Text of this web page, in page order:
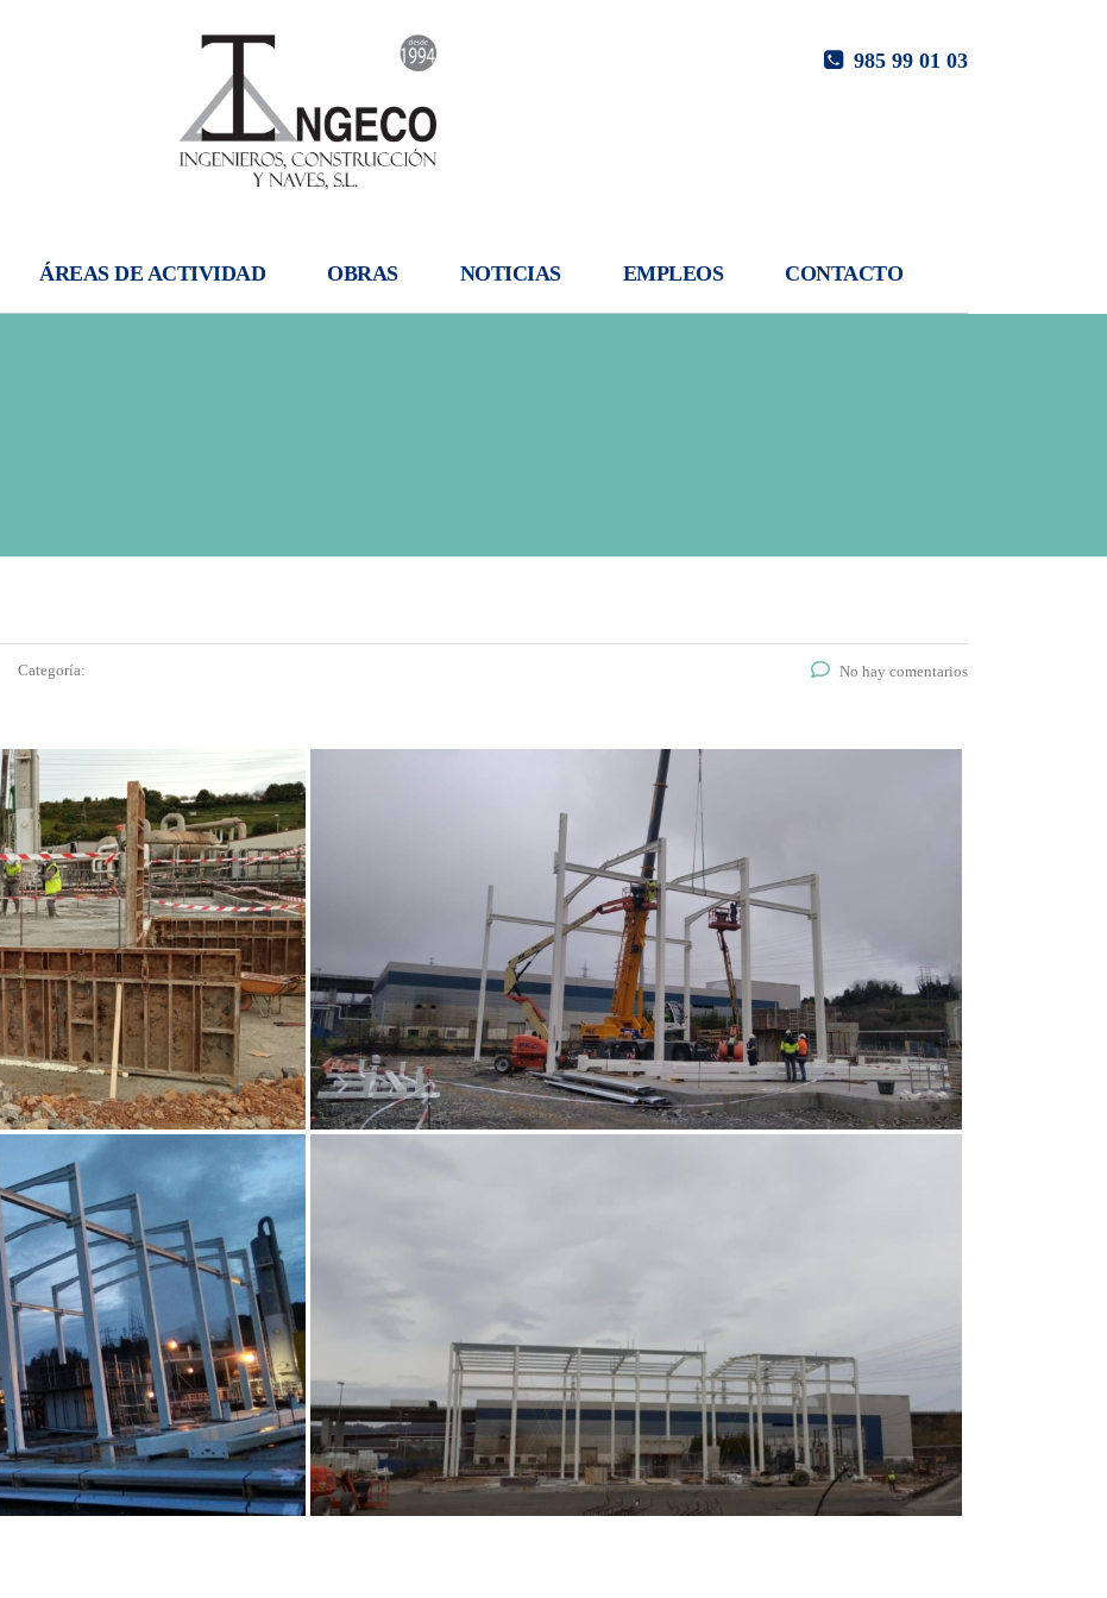
985 99 01 03
ÁREAS DE ACTIVIDAD OBRAS NOTICIAS EMPLEOS CONTACTO
Categoría: No hay comentarios